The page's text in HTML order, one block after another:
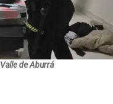
de Aburrá